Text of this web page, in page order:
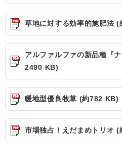
草地に対する効率的施肥法
アルファルファの新品種『
2490 KB)
暖地型優良牧草 (約782 KB)
市場独占！えだまめトリオ